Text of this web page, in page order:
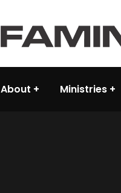
About Ministries